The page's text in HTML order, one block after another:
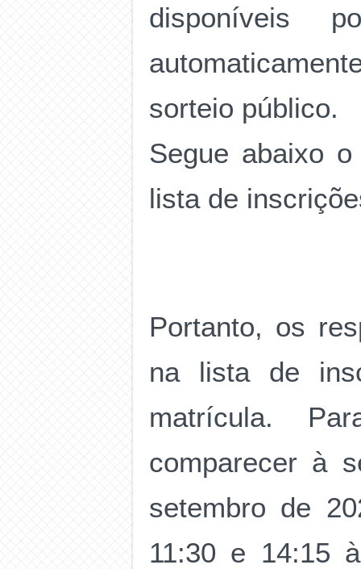
disponíveis
sorteio público.
Segue abaixo
lista de
Portanto, os
na lista de
matrícula.
comparecer à
setembro de
11:30 e 14:15